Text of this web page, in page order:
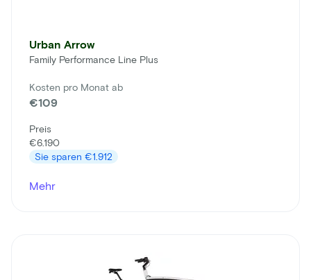
Urban Arrow
Family Performance Line Plus
Kosten pro Monat ab
€109
Preis
€6.190
Sie sparen €1.912
Mehr